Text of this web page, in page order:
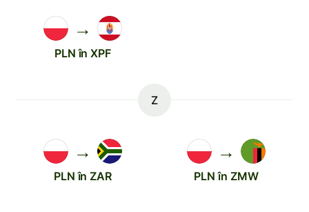
→
PLN în XPF
Z
→
PLN în ZAR
→
PLN în ZMW